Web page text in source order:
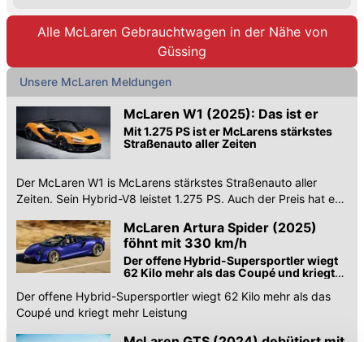
Alle McLaren Gebrauchtwagen in der Nähe von
Güssing
Unsere McLaren Meldungen
McLaren W1 (2025): Das ist er
Mit 1.275 PS ist er McLarens stärkstes
Straßenauto aller Zeiten
Der McLaren W1 is McLarens stärkstes Straßenauto aller
Zeiten. Sein Hybrid-V8 leistet 1.275 PS. Auch der Preis hat es
McLaren Artura Spider (2025)
föhnt mit 330 km/h
Der offene Hybrid-Supersportler wiegt
62 Kilo mehr als das Coupé und kriegt
Der offene Hybrid-Supersportler wiegt 62 Kilo mehr als das
Coupé und kriegt mehr Leistung